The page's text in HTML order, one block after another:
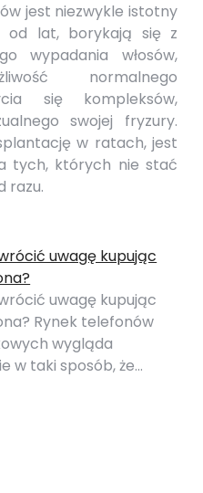
jest niezwykle istotny
od lat, borykają się z
wypadania włosów,
normalnego
się kompleksów,
swojej fryzury.
w ratach, jest
tych, których nie stać
razu.
uwagę kupując
uwagę kupując
Rynek telefonów
wygląda
w taki sposób, że…